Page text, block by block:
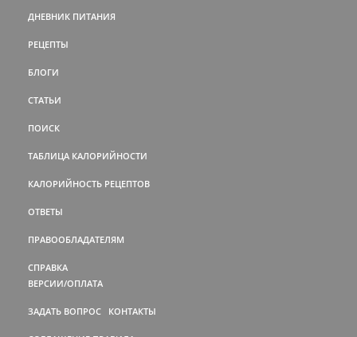
ДНЕВНИК ПИТАНИЯ
РЕЦЕПТЫ
БЛОГИ
СТАТЬИ
ПОИСК
ТАБЛИЦА КАЛОРИЙНОСТИ
КАЛОРИЙНОСТЬ РЕЦЕПТОВ
ОТВЕТЫ
ПРАВООБЛАДАТЕЛЯМ
СПРАВКА
ВЕРСИИ/ОПЛАТА
ЗАДАТЬ ВОПРОС КОНТАКТЫ